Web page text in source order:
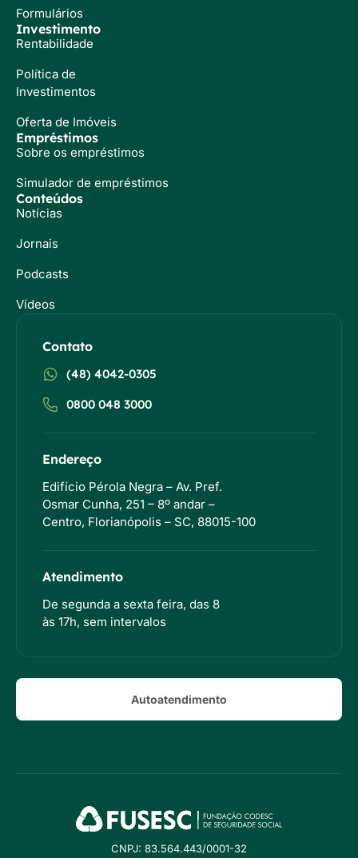
Formulários
Investimento
Rentabilidade
Política de
Investimentos
Oferta de Imóveis
Empréstimos
Sobre os empréstimos
Simulador de empréstimos
Conteúdos
Notícias
Jornais
Podcasts
Vídeos
Contato
(48) 4042-0305
0800 048 3000
Endereço
Edifício Pérola Negra – Av. Pref.
Osmar Cunha, 251 – 8º andar –
Centro, Florianópolis – SC, 88015-100
Atendimento
De segunda a sexta feira, das 8
às 17h, sem intervalos
Autoatendimento
CNPJ: 83.564.443/0001-32